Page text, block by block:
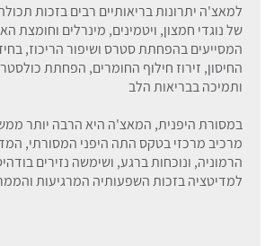
למאצ'ה יתרונות בריאותיים רבים בזכות
המסייעים בהפחתת סטרס ושיפור הריכוז,
החיסון, זירוז חילוף החומרים, הפחתת
ותמיכה בבריאות הלב
במסורת היפנית, המאצ'ה היא הרבה יותר
מרכיב מרכזי בטקס התה היפני המסורתי,
הרמוניה, ונוכחות ברגע, ושימשה נזירים
למדיטציה בזכות השפעותיה המרגיעות